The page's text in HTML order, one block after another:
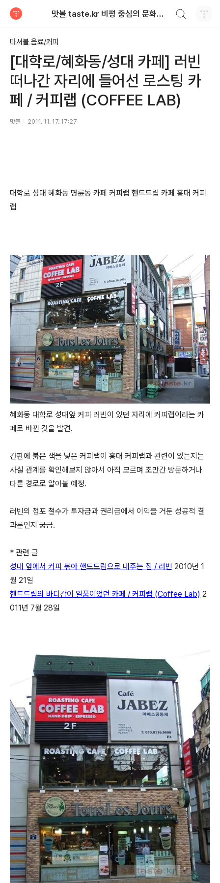
맛볼 taste.kr 비평 중심의 문화적 기호 · 맛 · 향기 리뷰
마셔볼 음료/커피
[대학로/혜화동/성대 카페] 러빈
떠나간 자리에 들어선 로스팅 카
페 / 커피랩 (COFFEE LAB)
맛볼 2011. 11. 17. 17:27
대학로 성대 혜화동 명륜동 카페 커피랩 핸드드립 카페 홍대 커피
랩
혜화동 대학로 성대앞 커피 러빈이 있던 자리에 커피랩이라는 카
페로 바뀐 것을 발견.
간판에 붉은 색을 넣은 커피랩이 홍대 커피랩과 관련이 있는지는
사실 관계를 확인해보지 않아서 아직 모르며 조만간 방문하거나
다른 경로로 알아볼 예정.
러빈의 점포 철수가 투자금과 권리금에서 이익을 거둔 성공적 결
과론인지 궁금.
* 관련 글
성대 앞에서 커피 볶아 핸드드립으로 내주는 집 / 러빈 2010년 1
월 21일
핸드드립의 바디감이 일품이었던 카페 / 커피랩 (Coffee Lab) 2
011년 7월 28일